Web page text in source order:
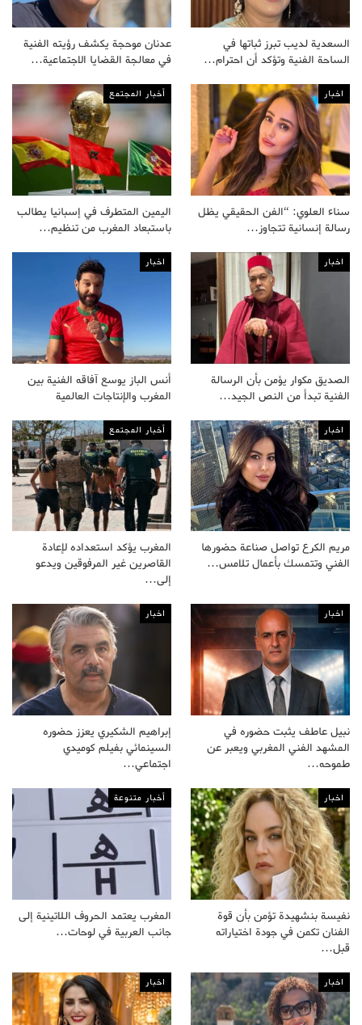
السعدية لديب تبرز ثباتها في
الساحة الفنية وتؤكد أن احترام…
عدنان موحجة يكشف رؤيته الفنية
في معالجة القضايا الاجتماعية…
اخبار
سناء العلوي: “الفن الحقيقي يظل
رسالة إنسانية تتجاوز…
أخبار المجتمع
اليمين المتطرف في إسبانيا يطالب
باستبعاد المغرب من تنظيم…
اخبار
الصديق مكوار يؤمن بأن الرسالة
الفنية تبدأ من النص الجيد…
اخبار
أنس الباز يوسع آفاقه الفنية بين
المغرب والإنتاجات العالمية
اخبار
مريم الكرع تواصل صناعة حضورها
الفني وتتمسك بأعمال تلامس…
أخبار المجتمع
المغرب يؤكد استعداده لإعادة
القاصرين غير المرفوقين ويدعو
إلى…
اخبار
نبيل عاطف يثبت حضوره في
المشهد الفني المغربي ويعبر عن
طموحه…
اخبار
إبراهيم الشكيري يعزز حضوره
السينمائي بفيلم كوميدي
اجتماعي…
اخبار
نفيسة بنشهيدة تؤمن بأن قوة
الفنان تكمن في جودة اختياراته
قبل…
أخبار متنوعة
المغرب يعتمد الحروف اللاتينية إلى
جانب العربية في لوحات…
اخبار اخبار